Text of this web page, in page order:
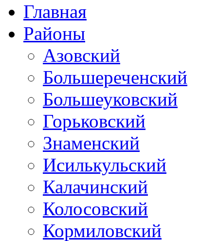
Главная
Районы
Азовский
Большереченский
Большеуковский
Горьковский
Знаменский
Исилькульский
Калачинский
Колосовский
Кормиловский